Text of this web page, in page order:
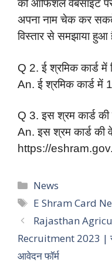
की ऑफिशल वेबसाइट
अपना नाम चेक कर
विस्तार से समझाया हुआ
Q 2. ई श्रमिक कार्ड में
An. ई श्रमिक कार्ड में
Q 3. इस श्रम कार्ड की
An. इस श्रम कार्ड की
https://
Categories
News
Tags
E Shram Card
Rajasthan
Recruitment 2023 |
आवेदन फॉर्म